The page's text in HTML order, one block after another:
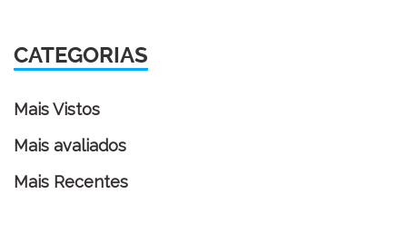
CATEGORIAS
Mais Vistos
Mais avaliados
Mais Recentes